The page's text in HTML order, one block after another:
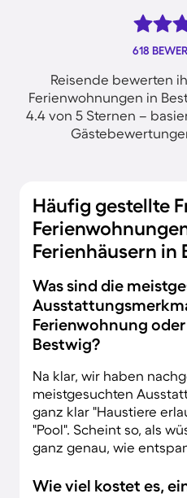
618
Reisende bewerten
Ferienwohnungen in
4.4 von 5 Sternen –
Häufig gestellte
Ferienhäusern in
Was sind die
Ferienwohnung
Bestwig?
Na klar, wir haben
meistgesuchten
ganz klar "Haustiere
"Pool". Scheint so, als
ganz genau, wie
Wie viel kostet es,